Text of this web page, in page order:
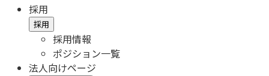
採用
採用
採用情報
ポジション一覧
法人向けページ